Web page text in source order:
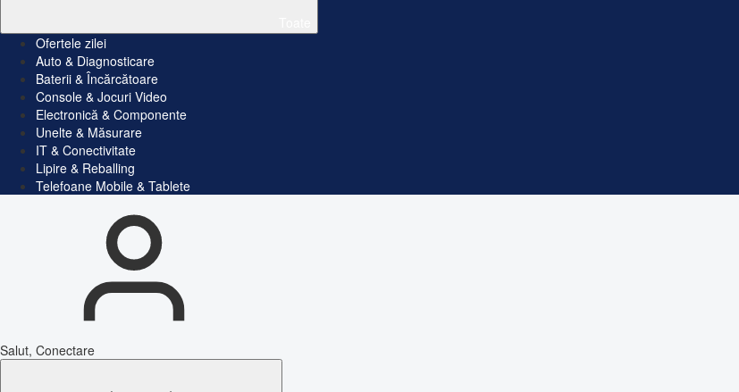
Ofertele zilei
Auto & Diagnosticare
Baterii & Încărcătoare
Console & Jocuri Video
Electronică & Componente
Unelte & Măsurare
IT & Conectivitate
Lipire & Reballing
Telefoane Mobile & Tablete
Salut, Conectare